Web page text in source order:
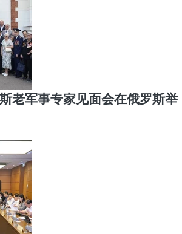
老军事专家见面会在俄罗斯举